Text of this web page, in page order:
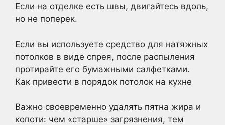
Если на отделке есть швы, двигайтесь вдоль,
но не поперек.
Если вы используете средство для натяжных
потолков в виде спрея, после распыления
протирайте его бумажными салфетками.
Как привести в порядок потолок на кухне
Важно своевременно удалять пятна жира и
копоти: чем «старше» загрязнения, тем